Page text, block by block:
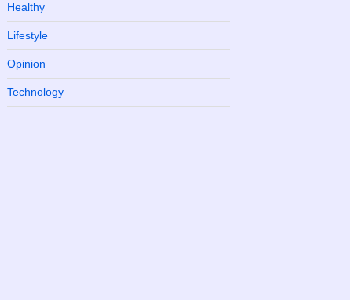
Healthy
Lifestyle
Opinion
Technology